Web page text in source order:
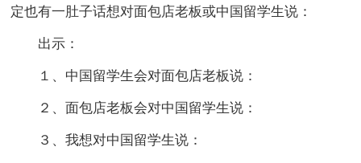
定也有一肚子话想对面包店老板或中国留学生说：
出示：
１、中国留学生会对面包店老板说：
２、面包店老板会对中国留学生说：
３、我想对中国留学生说：